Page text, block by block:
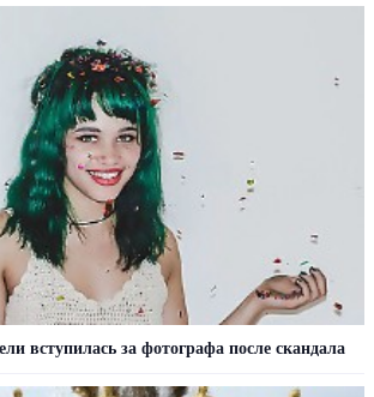
вступилась за фотографа после скандала